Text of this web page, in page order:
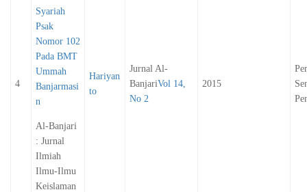
4
Syariah
Psak
Nomor 102
Pada BMT
Ummah
Banjarmasi
n
Al-Banjari
: Jurnal
Ilmiah
Ilmu-Ilmu
Keislaman
Hariyan
to
Jurnal Al-
BanjariVol 14,
No 2
2015